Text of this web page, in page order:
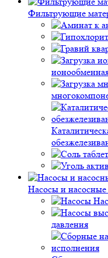
Фильтрующие
Насосы и
давления